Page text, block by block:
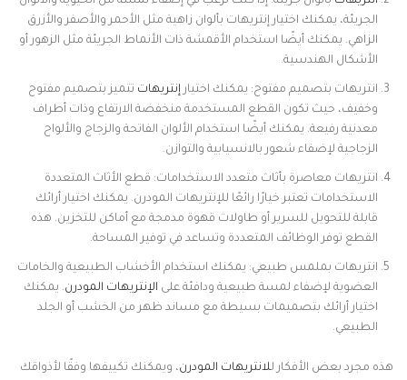
الجريئة، يمكنك اختيار إنتريهات بألوان زاهية مثل الأحمر والأصفر والأزرق
الزاهي. يمكنك أيضًا استخدام الأقمشة ذات الأنماط الجريئة مثل الزهور أو
الأشكال الهندسية.
انتريهات بتصميم مفتوح: يمكنك اختيار إنتريهات تتميز بتصميم مفتوح
وخفيف، حيث تكون القطع المستخدمة منخفضة الارتفاع وذات أطراف
معدنية رفيعة. يمكنك أيضًا استخدام الألوان الفاتحة والزجاج والألواح
الزجاجية لإضفاء شعور بالانسيابية والتوازن.
انتريهات معاصرة بأثاث متعدد الاستخدامات: قطع الأثاث المتعددة
الاستخدامات تعتبر خيارًا رائعًا للإنتريهات المودرن. يمكنك اختيار أرائك
قابلة للتحويل للسرير أو طاولات قهوة مدمجة مع أماكن للتخزين. هذه
القطع توفر الوظائف المتعددة وتساعد في توفير المساحة.
انتريهات بملمس طبيعي: يمكنك استخدام الأخشاب الطبيعية والخامات
العضوية لإضفاء لمسة طبيعية ودافئة على الإنتريهات المودرن. يمكنك
اختيار أرائك بتصميمات بسيطة مع مساند ظهر من الخشب أو الجلد
الطبيعي.
هذه مجرد بعض الأفكار للانتريهات المودرن، ويمكنك تكييفها وفقًا لأذواقك